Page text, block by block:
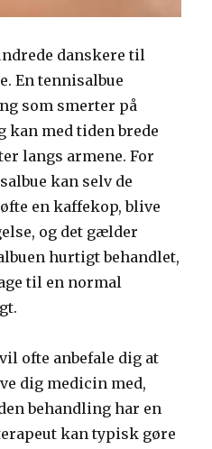
danskere til
En tennisalbue
som smerter på
kan med tiden brede
langs armene. For
kan selv de
en kaffekop, blive
og det gælder
hurtigt behandlet,
til en normal
ofte anbefale dig at
dig medicin med,
behandling har en
kan typisk gøre